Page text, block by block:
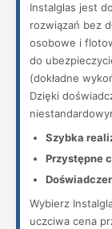
Instalglas jest
rozwiązań bez
osobowe i
do
(dokładne
Dzięki
Szybka
Przystępne
Wybierz
uczciwa cena